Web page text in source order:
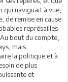
naviguait à vue,
de remise en cause
représailles
bout du compte,
mais
la politique et à
de plus
et